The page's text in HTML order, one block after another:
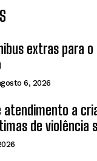
extras para o
6, 2026
atendimento a
de violência